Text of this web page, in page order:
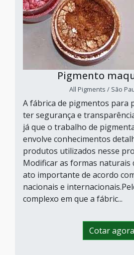
Pigmento
All Pigments / São
A fábrica de pigmentos para
ter segurança e
já que o trabalho de
envolve conhecimentos
produtos utilizados nesse
Modificar as formas naturais
ato importante de acordo
nacionais e
complexo em que a fábric...
Cotar agora